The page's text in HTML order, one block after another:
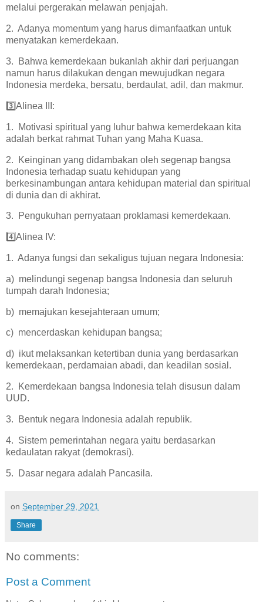
melalui pergerakan melawan penjajah.
2. Adanya momentum yang harus dimanfaatkan untuk
menyatakan kemerdekaan.
3. Bahwa kemerdekaan bukanlah akhir dari perjuangan
namun harus dilakukan dengan mewujudkan negara
Indonesia merdeka, bersatu, berdaulat, adil, dan makmur.
3️⃣Alinea III:
1. Motivasi spiritual yang luhur bahwa kemerdekaan kita
adalah berkat rahmat Tuhan yang Maha Kuasa.
2. Keinginan yang didambakan oleh segenap bangsa
Indonesia terhadap suatu kehidupan yang
berkesinambungan antara kehidupan material dan spiritual
di dunia dan di akhirat.
3. Pengukuhan pernyataan proklamasi kemerdekaan.
4️⃣Alinea IV:
1. Adanya fungsi dan sekaligus tujuan negara Indonesia:
a) melindungi segenap bangsa Indonesia dan seluruh
tumpah darah Indonesia;
b) memajukan kesejahteraan umum;
c) mencerdaskan kehidupan bangsa;
d) ikut melaksankan ketertiban dunia yang berdasarkan
kemerdekaan, perdamaian abadi, dan keadilan sosial.
2. Kemerdekaan bangsa Indonesia telah disusun dalam
UUD.
3. Bentuk negara Indonesia adalah republik.
4. Sistem pemerintahan negara yaitu berdasarkan
kedaulatan rakyat (demokrasi).
5. Dasar negara adalah Pancasila.
on September 29, 2021
Share
No comments:
Post a Comment